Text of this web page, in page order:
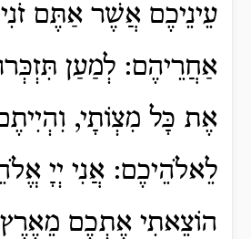
עֵינֵיכֶם אֲשֶׁר אַתֶּם
אַחֲרֵיהֶם: לְמַעַן
אֶת כָּל מִצְוֹתָי,
לֵאלֹהֵיכֶם: אֲנִי יְיָ
הוֹצֵאתִי אֶתְכֶם